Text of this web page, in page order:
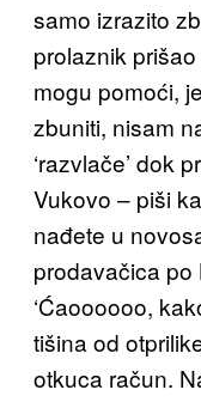
samo izrazito
prolaznik
mogu pomoći,
zbuniti, nisam
‘razvlače’ dok
Vukovo – piši
nađete u
prodavačica
‘Ćaoooooo,
tišina od
otkuca račun.